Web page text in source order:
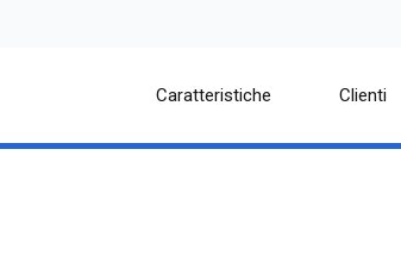
Caratteristiche Clienti